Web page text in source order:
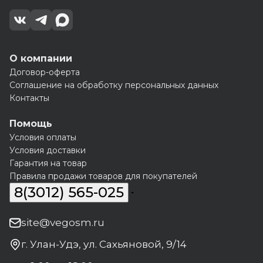
О компании
Договор-оферта
Соглашение на обработку персональных данных
Контакты
Помощь
Условия оплаты
Условия доставки
Гарантия на товар
Правила продажи товаров для покупателей
8(3012) 565-025
site@vegosm.ru
г. Улан-Удэ, ул. Сахьяновой, 9/14